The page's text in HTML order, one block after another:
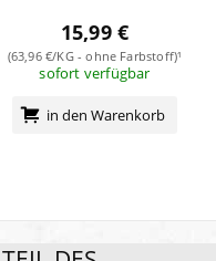
15,99 €
(63,96 €/KG - ohne Farbstoff)¹
sofort verfügbar
in den Warenkorb